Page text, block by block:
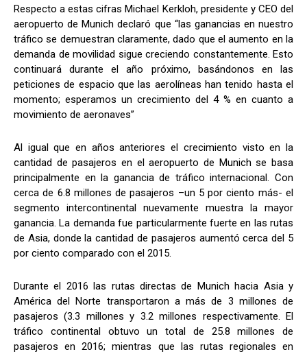
Respecto a estas cifras Michael Kerkloh, presidente y CEO del
aeropuerto de Munich declaró que “las ganancias en nuestro
tráfico se demuestran claramente, dado que el aumento en la
demanda de movilidad sigue creciendo constantemente. Esto
continuará durante el año próximo, basándonos en las
peticiones de espacio que las aerolíneas han tenido hasta el
momento; esperamos un crecimiento del 4 % en cuanto a
movimiento de aeronaves”
Al igual que en años anteriores el crecimiento visto en la
cantidad de pasajeros en el aeropuerto de Munich se basa
principalmente en la ganancia de tráfico internacional. Con
cerca de 6.8 millones de pasajeros –un 5 por ciento más- el
segmento intercontinental nuevamente muestra la mayor
ganancia. La demanda fue particularmente fuerte en las rutas
de Asia, donde la cantidad de pasajeros aumentó cerca del 5
por ciento comparado con el 2015.
Durante el 2016 las rutas directas de Munich hacia Asia y
América del Norte transportaron a más de 3 millones de
pasajeros (3.3 millones y 3.2 millones respectivamente. El
tráfico continental obtuvo un total de 25.8 millones de
pasajeros en 2016; mientras que las rutas regionales en